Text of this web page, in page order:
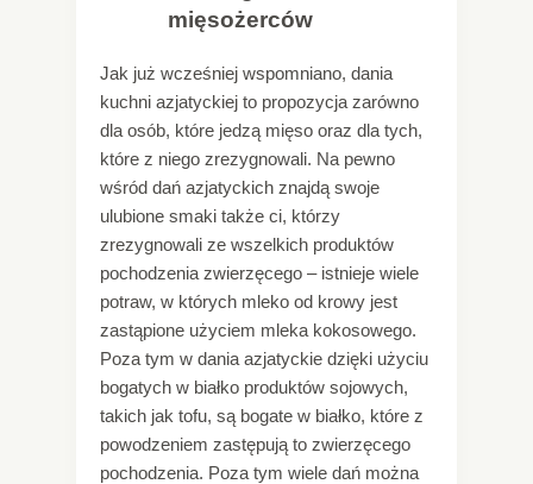
mięsożerców
Jak już wcześniej wspomniano, dania
kuchni azjatyckiej to propozycja zarówno
dla osób, które jedzą mięso oraz dla tych,
które z niego zrezygnowali. Na pewno
wśród dań azjatyckich znajdą swoje
ulubione smaki także ci, którzy
zrezygnowali ze wszelkich produktów
pochodzenia zwierzęcego – istnieje wiele
potraw, w których mleko od krowy jest
zastąpione użyciem mleka kokosowego.
Poza tym w dania azjatyckie dzięki użyciu
bogatych w białko produktów sojowych,
takich jak tofu, są bogate w białko, które z
powodzeniem zastępują to zwierzęcego
pochodzenia. Poza tym wiele dań można